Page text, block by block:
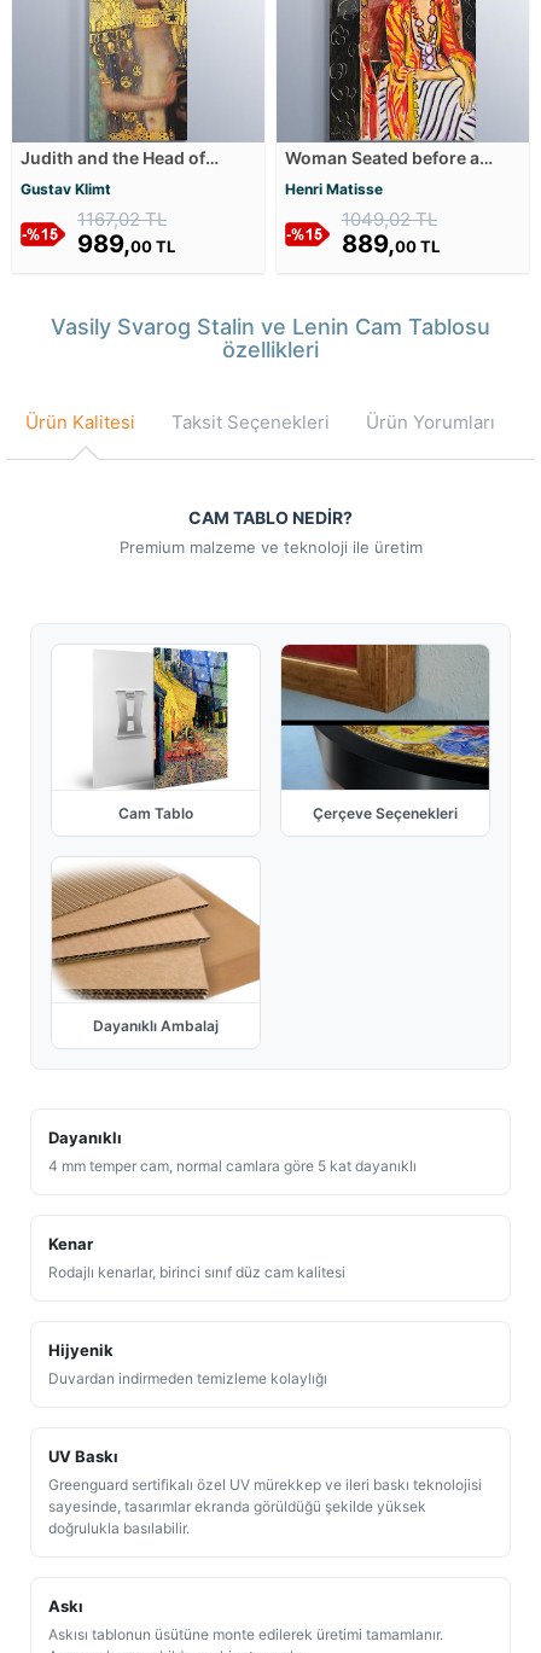
Judith and the Head of
Holofernes - 1901 Cam
Tablosu
Gustav Klimt
1167,02 TL
989,00 TL
Woman Seated before a
Black Background Cam
Tablosu
Henri Matisse
1049,02 TL
889,00 TL
Vasily Svarog Stalin ve Lenin Cam Tablosu
özellikleri
Ürün Kalitesi Taksit Seçenekleri Ürün Yorumları
CAM TABLO NEDİR?
Premium malzeme ve teknoloji ile üretim
Cam Tablo Çerçeve Seçenekleri
Dayanıklı Ambalaj
Dayanıklı
4 mm temper cam, normal camlara göre 5 kat dayanıklı
Kenar
Rodajlı kenarlar, birinci sınıf düz cam kalitesi
Hijyenik
Duvardan indirmeden temizleme kolaylığı
UV Baskı
Greenguard sertifikalı özel UV mürekkep ve ileri baskı teknolojisi
sayesinde, tasarımlar ekranda görüldüğü şekilde yüksek
doğrulukla basılabilir.
Askı
Askısı tablonun üsütüne monte edilerek üretimi tamamlanır.